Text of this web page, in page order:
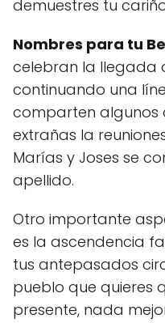
demuestres tu
Nombres para tu
celebran la llegada
continuando una
comparten algunos
extrañas la
Marías y Joses se
apellido.
Otro importante
es la ascendencia
tus antepasados
pueblo que quieres
presente, nada